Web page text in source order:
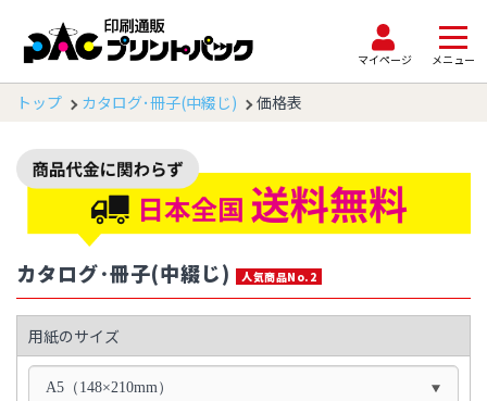
マイページ メニュー
トップ カタログ･冊子(中綴じ) 価格表
カタログ･冊子(中綴じ) 人気商品No.2
用紙のサイズ
A5（148×210mm）